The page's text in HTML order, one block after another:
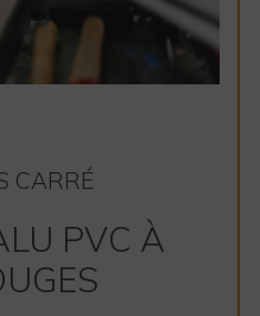
CARRÉ
PVC À